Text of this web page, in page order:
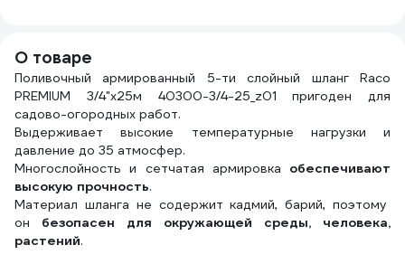
О товаре
Поливочный армированный 5-ти слойный шланг Raco
PREMIUM 3/4"x25м 40300-3/4-25_z01 пригоден для
садово-огородных работ.
Выдерживает высокие температурные нагрузки и
давление до 35 атмосфер.
Многослойность и сетчатая армировка обеспечивают
высокую прочность.
Материал шланга не содержит кадмий, барий, поэтому
он безопасен для окружающей среды, человека,
растений.